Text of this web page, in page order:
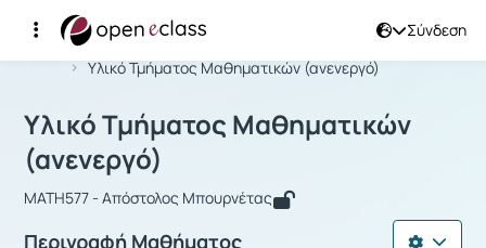
Σύνδεση
Αρχική Σελίδα
Υλικό Τμήματος Μαθηματικών (ανενεργό)
Μάθημα : Υλικό Τμήματος
Υλικό Τμήματος Μαθηματικών
(ανενεργό)
MATH577 - Απόστολος Μπουρνέτας
Περιγραφή Μαθήματος